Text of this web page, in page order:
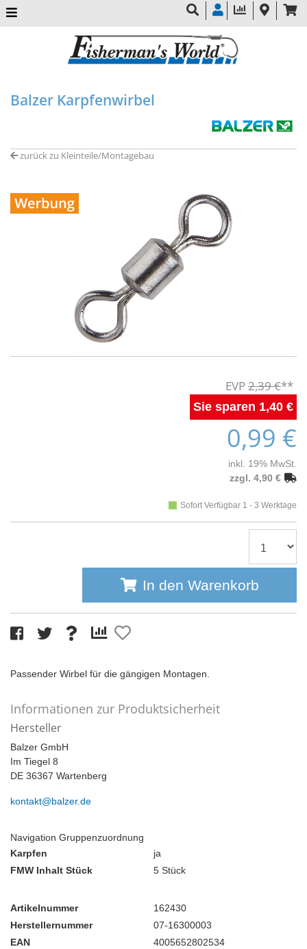
Balzer Karpfenwirbel
zurück zu Kleinteile/Montagebau
2,39 €
1,40 €
0,99 €
inkl. 19% MwSt.
zzgl. 4,90 €
Sofort Verfügbar 1 - 3 Werktage
In den Warenkorb
Passender Wirbel für die gängigen Montagen.
Informationen zur Produktsicherheit
Hersteller
Balzer GmbH
Im Tiegel 8
DE 36367 Wartenberg
kontakt@balzer.de
Navigation Gruppenzuordnung
Karpfen
ja
FMW Inhalt Stück
5 Stück
Artikelnummer
162430
Herstellernummer
07-16300003
EAN
4005652802534